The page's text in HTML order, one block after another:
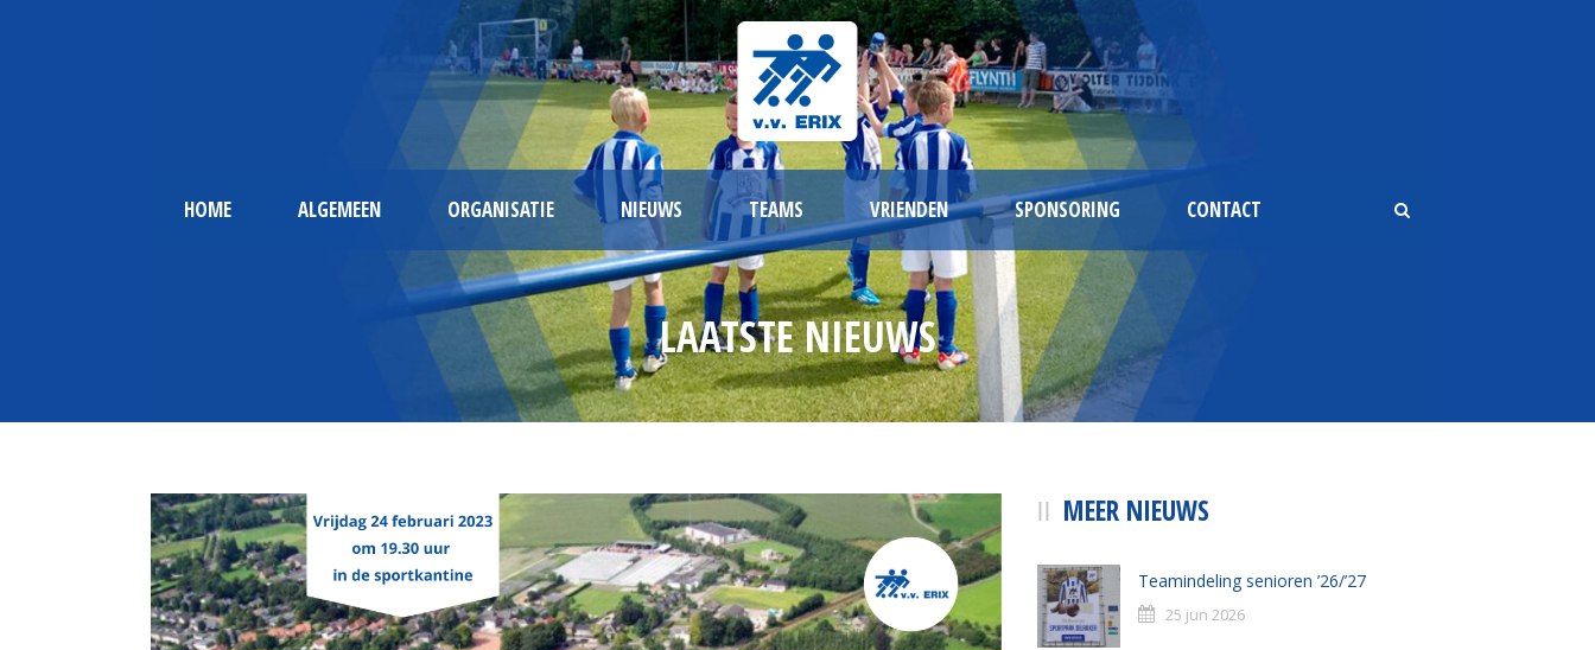
HOME ALGEMEEN ORGANISATIE NIEUWS TEAMS VRIENDEN SPONSORING CONTACT
LAATSTE NIEUWS
MEER NIEUWS
Teamindeling senioren ’26/’27
25 jun 2026